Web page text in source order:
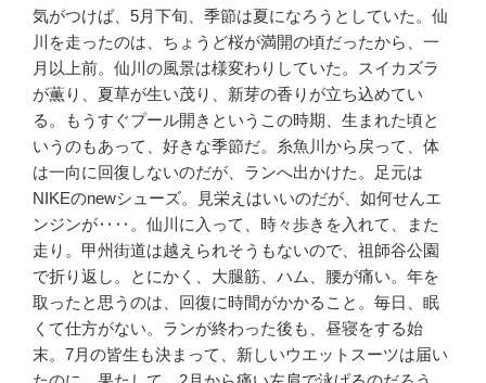
気がつけば、5月下旬、季節は夏になろうとしていた。仙
川を走ったのは、ちょうど桜が満開の頃だったから、一
月以上前。仙川の風景は様変わりしていた。スイカズラ
が薫り、夏草が生い茂り、新芽の香りが立ち込めてい
る。もうすぐプール開きというこの時期、生まれた頃と
いうのもあって、好きな季節だ。糸魚川から戻って、体
は一向に回復しないのだが、ランへ出かけた。足元は
NIKEのnewシューズ。見栄えはいいのだが、如何せんエ
ンジンが‥‥。仙川に入って、時々歩きを入れて、また
走り。甲州街道は越えられそうもないので、祖師谷公園
で折り返し。とにかく、大腿筋、ハム、腰が痛い。年を
取ったと思うのは、回復に時間がかかること。毎日、眠
くて仕方がない。ランが終わった後も、昼寝をする始
末。7月の皆生も決まって、新しいウエットスーツは届い